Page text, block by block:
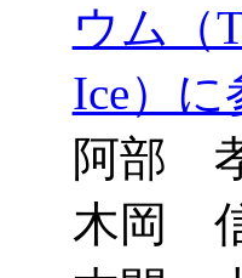
ウム（
Ice）に
阿部
木岡